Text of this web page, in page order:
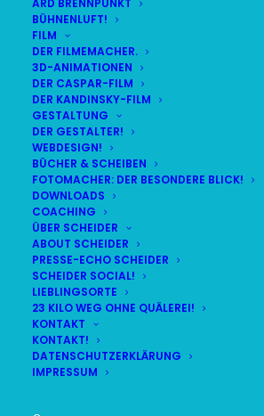
ARD BRENNPUNKT
BÜHNENLUFT!
FILM
DER FILMEMACHER.
3D-ANIMATIONEN
DER CASPAR-FILM
DER KANDINSKY-FILM
GESTALTUNG
DER GESTALTER!
WEBDESIGN!
BÜCHER & SCHEIBEN
FOTOMACHER: DER BESONDERE BLICK!
DOWNLOADS
COACHING
ÜBER SCHEIDER
ABOUT SCHEIDER
PRESSE-ECHO SCHEIDER
SCHEIDER SOCIAL!
LIEBLINGSORTE
23 KILO WEG OHNE QUÄLEREI!
KONTAKT
KONTAKT!
DATENSCHUTZERKLÄRUNG
IMPRESSUM